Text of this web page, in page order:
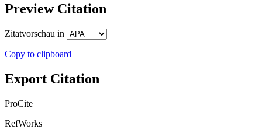
Preview Citation
Zitatvorschau in
Copy to clipboard
Export Citation
ProCite
RefWorks